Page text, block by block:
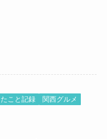
こと記録
関西グルメ